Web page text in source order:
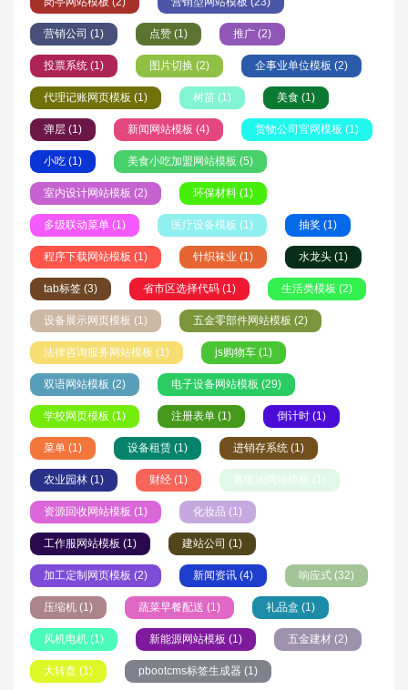
营销公司 (1) 点赞 (1) 推广 (2)
投票系统 (1) 图片切换 (2) 企事业单位模板 (2)
代理记账网页模板 (1) 树苗 (1) 美食 (1)
弹层 (1) 新闻网站模板 (4) 货物公司官网模板 (1)
小吃 (1) 美食小吃加盟网站模板 (5)
室内设计网站模板 (2) 环保材料 (1)
多级联动菜单 (1) 医疗设备模板 (1) 抽奖 (1)
程序下载网站模板 (1) 针织袜业 (1) 水龙头 (1)
tab标签 (3) 省市区选择代码 (1) 生活类模板 (2)
设备展示网页模板 (1) 五金零部件网站模板 (2)
法律咨询服务网站模板 (1) js购物车 (1)
双语网站模板 (2) 电子设备网站模板 (29)
学校网页模板 (1) 注册表单 (1) 倒计时 (1)
菜单 (1) 设备租赁 (1) 进销存系统 (1)
农业园林 (1) 财经 (1) 蓄电池网站模板 (1)
资源回收网站模板 (1) 化妆品 (1)
工作服网站模板 (1) 建站公司 (1)
加工定制网页模板 (2) 新闻资讯 (4) 响应式 (32)
压缩机 (1) 蔬菜早餐配送 (1) 礼品盒 (1)
风机电机 (1) 新能源网站模板 (1) 五金建材 (2)
大转盘 (1) pbootcms标签生成器 (1)